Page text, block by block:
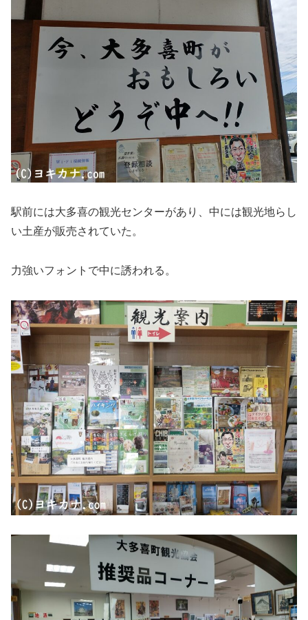
駅前には大多喜の観光センターがあり、中には観光地らし
い土産が販売されていた。
力強いフォントで中に誘われる。